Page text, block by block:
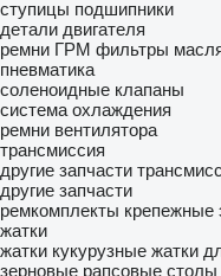
ступицы подшипники
детали двигателя
ремни ГРМ фильтры
пневматика
соленоидные клапаны
система охлаждения
ремни вентилятора
трансмиссия
другие запчасти
другие запчасти
ремкомплекты крепежные
жатки
жатки кукурузные жатки
зерновые рапсовые столы